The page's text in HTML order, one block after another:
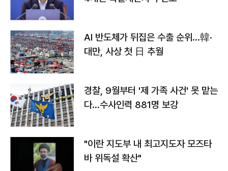
AI 반도체가 뒤집은 수출 순위…韓·
대만, 사상 첫 日 추월
경찰, 9월부터 '제 가족 사건' 못 맡는
다…수사인력 881명 보강
"이란 지도부 내 최고지도자 모즈타
바 위독설 확산"